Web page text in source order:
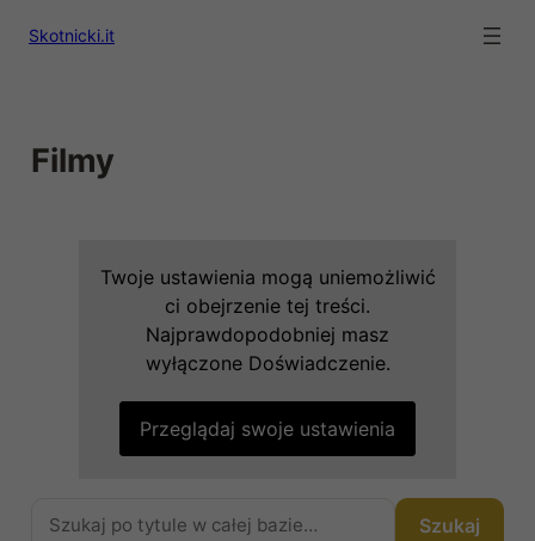
Skotnicki.it
Filmy
Twoje ustawienia mogą uniemożliwić
ci obejrzenie tej treści.
Najprawdopodobniej masz
wyłączone Doświadczenie.
Przeglądaj swoje ustawienia
Szukaj